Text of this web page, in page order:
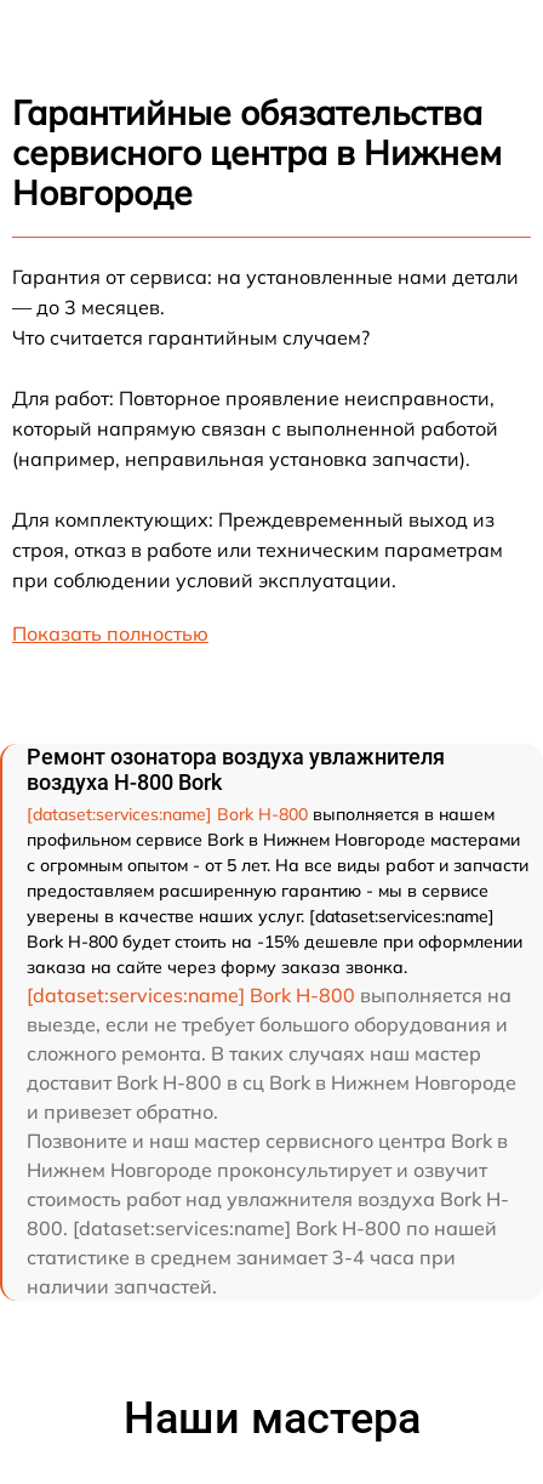
Гарантийные обязательства
сервисного центра в Нижнем
Новгороде
Гарантия от сервиса: на установленные нами детали
— до 3 месяцев.
Что считается гарантийным случаем?
Для работ: Повторное проявление неисправности,
который напрямую связан с выполненной работой
(например, неправильная установка запчасти).
Для комплектующих: Преждевременный выход из
строя, отказ в работе или техническим параметрам
при соблюдении условий эксплуатации.
Показать полностью
Ремонт озонатора воздуха увлажнителя
воздуха H-800 Bork
[dataset:services:name] Bork H-800 выполняется в нашем
профильном сервисе Bork в Нижнем Новгороде мастерами
с огромным опытом - от 5 лет. На все виды работ и запчасти
предоставляем расширенную гарантию - мы в сервисе
уверены в качестве наших услуг. [dataset:services:name]
Bork H-800 будет стоить на -15% дешевле при оформлении
заказа на сайте через форму заказа звонка.
[dataset:services:name] Bork H-800 выполняется на
выезде, если не требует большого оборудования и
сложного ремонта. В таких случаях наш мастер
доставит Bork H-800 в сц Bork в Нижнем Новгороде
и привезет обратно.
Позвоните и наш мастер сервисного центра Bork в
Нижнем Новгороде проконсультирует и озвучит
стоимость работ над увлажнителя воздуха Bork H-
800. [dataset:services:name] Bork H-800 по нашей
статистике в среднем занимает 3-4 часа при
наличии запчастей.
Наши мастера